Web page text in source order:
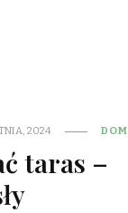
2024 DOM
taras –